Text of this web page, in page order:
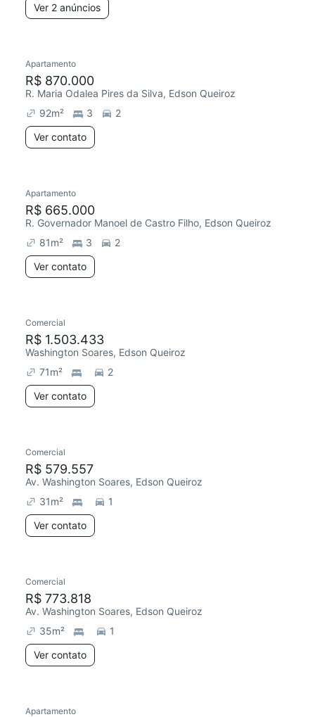
Ver 2 anúncios
Chegou este mês
Apartamento
R$ 870.000
R. Maria Odalea Pires da Silva, Edson Queiroz
92m² 3
2
Ver contato
Apartamento
R$ 665.000
R. Governador Manoel de Castro Filho, Edson Queiroz
81m² 3
2
Ver contato
Comercial
R$ 1.503.433
Washington Soares, Edson Queiroz
71m²
2
Ver contato
Comercial
R$ 579.557
Av. Washington Soares, Edson Queiroz
31m²
1
Ver contato
Comercial
R$ 773.818
Av. Washington Soares, Edson Queiroz
35m²
1
Ver contato
Apartamento